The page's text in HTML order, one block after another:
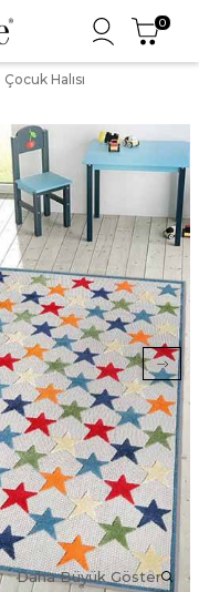
0
Çocuk Halısı
Daha Büyük Göster